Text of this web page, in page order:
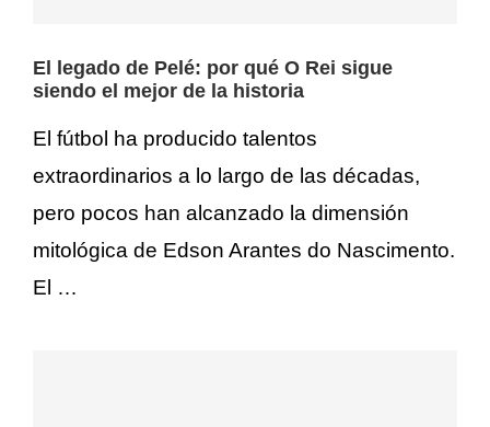
El legado de Pelé: por qué O Rei sigue
siendo el mejor de la historia
El fútbol ha producido talentos
extraordinarios a lo largo de las décadas,
pero pocos han alcanzado la dimensión
mitológica de Edson Arantes do Nascimento.
El …